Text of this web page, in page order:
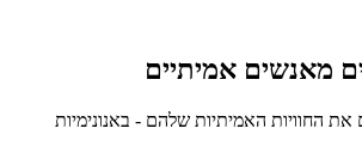
מאנשים אמיתיים
החוויות האמיתיות שלהם - באנונימיות